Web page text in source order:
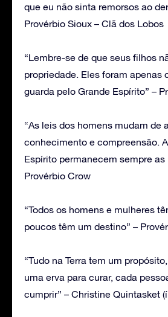
que eu não sinta remorsos ao
Provérbio Sioux – Clã dos Lobos
“Lembre-se de que seus filhos
propriedade. Eles foram apenas
guarda pelo Grande Espírito” –
“As leis dos homens mudam de
conhecimento e compreensão.
Espírito permanecem sempre as
Provérbio Crow
“Todos os homens e mulheres
poucos têm um destino” –
“Tudo na Terra tem um
uma erva para curar, cada
cumprir” – Christine Quintasket